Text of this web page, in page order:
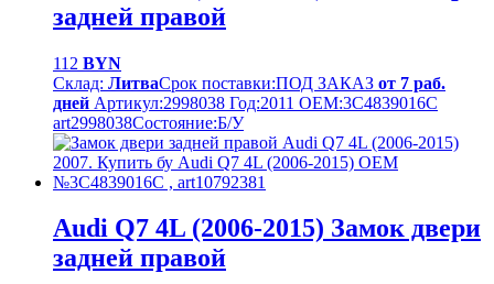
задней правой
112 BYN
Склад: ЛитваСрок поставки:ПОД ЗАКАЗ от 7 раб.
дней Артикул:2998038 Год:2011 OEM:3C4839016C
art2998038Cостояние:Б/У
Audi Q7 4L (2006-2015) Замок двери
задней правой